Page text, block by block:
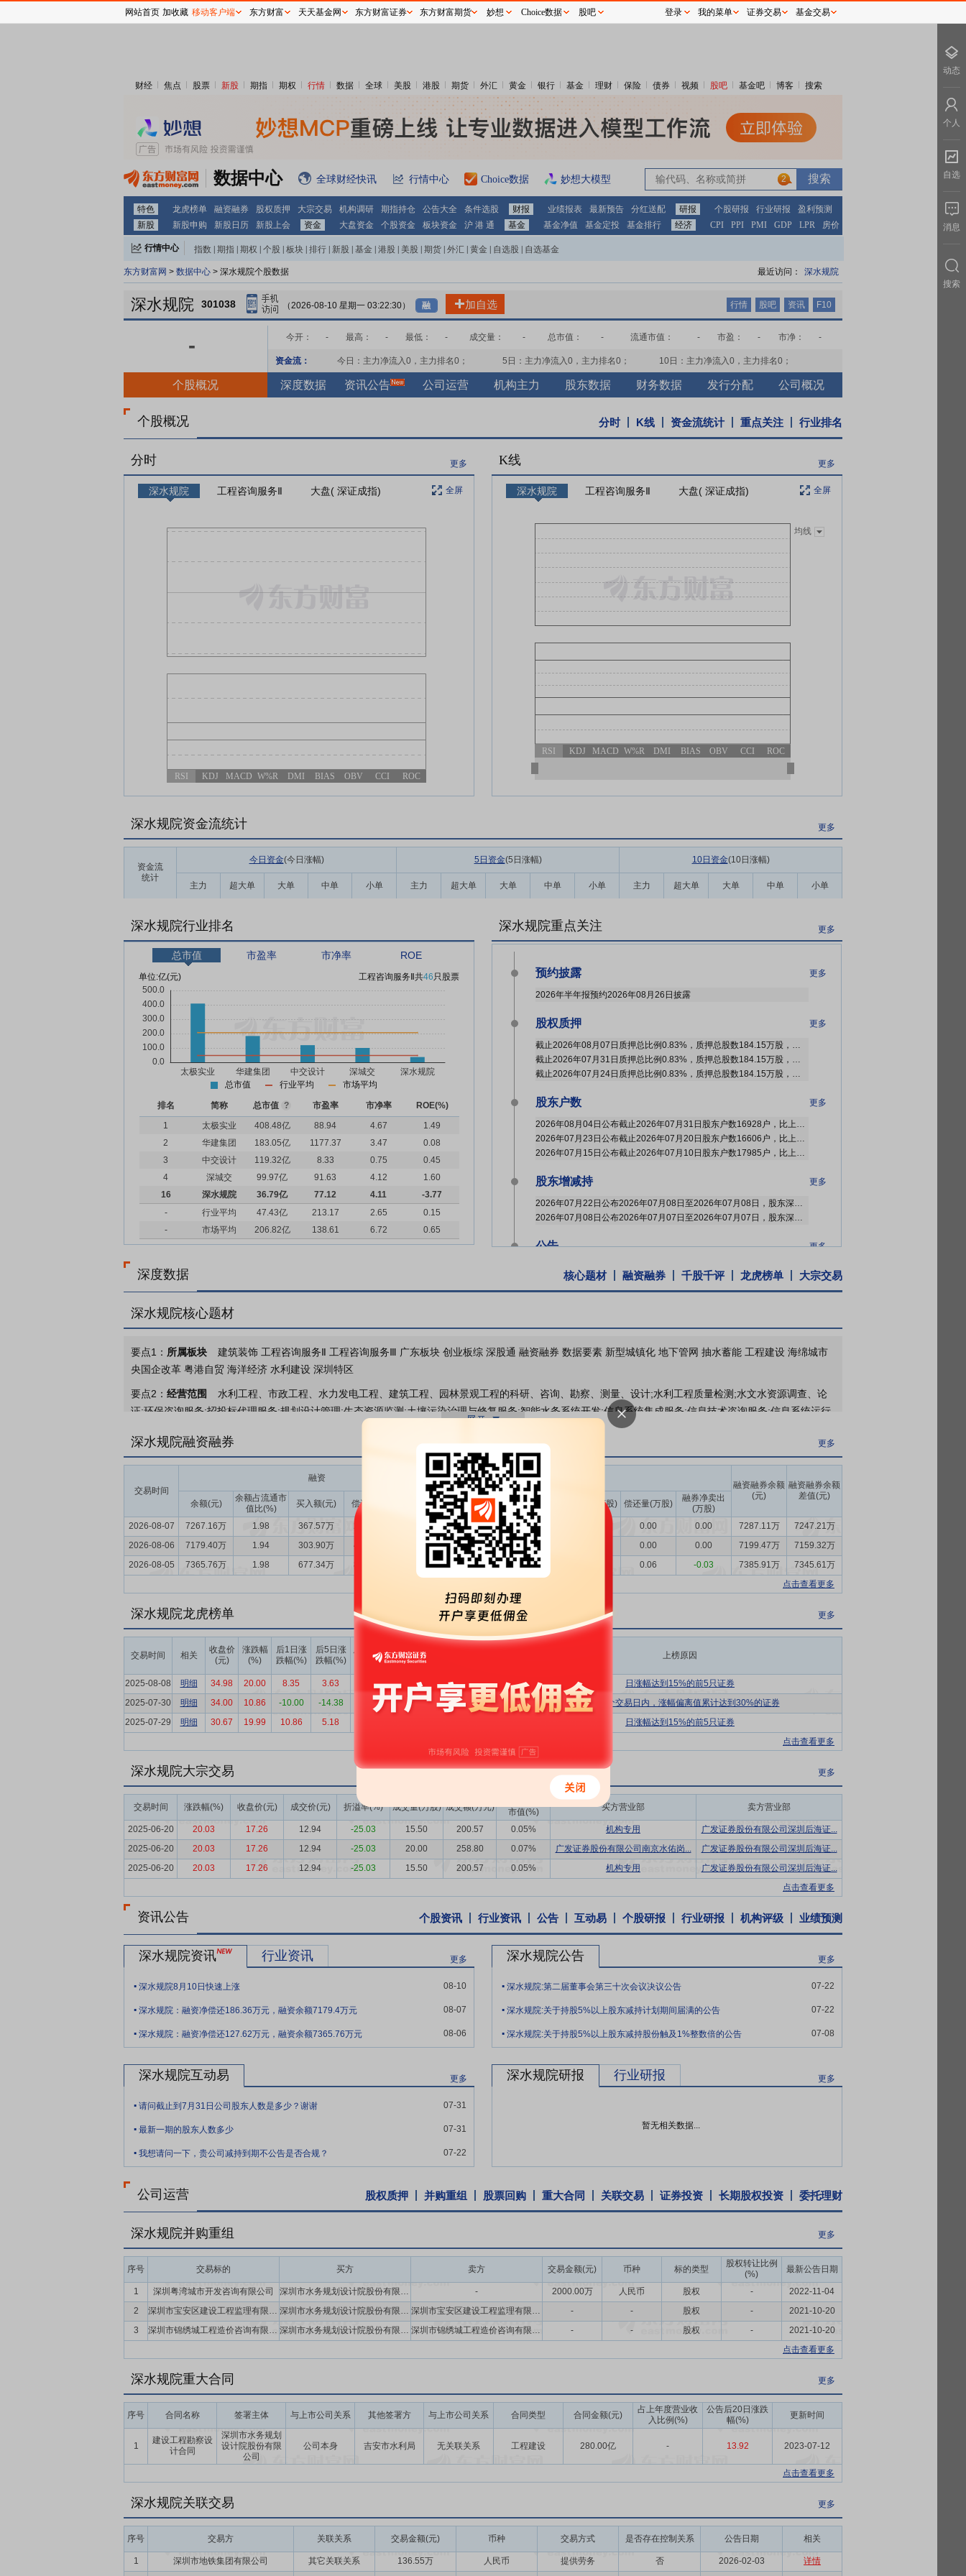
财经 焦点 股票 新股 期指 期权 行情 数据 全球 美股 港股 期货 外汇 黄金 银行 基金 理财 保险 债券 视频 股吧 基金吧 博客 搜索
数据中心 全球财经快讯 行情中心 Choice数据 妙想大模型 2
2
特色 龙虎榜单 融资融券 股权质押 大宗交易 机构调研 期指持仓 公告大全 条件选股 财报 业绩报表 最新预告 分红送配 研报 个股研报 行业研报
盈利预测
新股
新股申购 新股日历 新股上会 资金 大盘资金 个股资金 板块资金 沪 港 通 基金 基金净值 基金定投 基金排行 经济 CPI PPI PMI GDP LPR 房价
行情中心 指数 期指 期权 个股 板块 排行 新股 基金 港股 美股 期货 外汇 黄金 自选股 自选基金
东方财富网 > 数据中心 > 深水规院个股数据 最近访问： 深水规院
深水规院 301038 （2026-08-10 星期一 03:22:30） 融 加自选 行情 股吧 资讯 F10
- 今开： - 最高： - 最低： - 成交量： - 总市值： - 流通市值： - 市盈： - 市净： -
资金流： 今日：主力净流入0 ，主力排名0 ； 5日：主力净流入0 ，主力排名0 ； 10日：主力净流入0 ，主力排名0 ；
个股概况 深度数据 资讯公告 公司运营 机构主力 股东数据 财务数据 发行分配 公司概况
个股概况 分时 K线 资金流统计 重点关注 行业排名
分时 更多
深水规院 工程咨询服务Ⅱ 大盘( 深证成指) 全屏
RSI KDJ MACD W%R DMI BIAS OBV CCI ROC
K线 更多
深水规院 工程咨询服务Ⅱ 大盘( 深证成指) 全屏
均线
RSI KDJ MACD W%R DMI BIAS OBV CCI ROC
深水规院资金流统计 更多
资金流
统计
今日资金(今日涨幅) 5日资金(5日涨幅) 10日资金(10日涨幅)
主力 超大单 大单 中单 小单 主力 超大单 大单 中单 小单 主力 超大单 大单 中单 小单
深水规院行业排名
总市值 市盈率 市净率 ROE
单位:亿(元) 工程咨询服务Ⅱ 共46只股票
总市值 行业平均 市场平均
排名 简称 总市值 ? 市盈率 市净率
ROE(%)
1
太极实业 408.48亿 88.94 4.67
1.49
2
华建集团 183.05亿 1177.37 3.47
0.08
3
中交设计 119.32亿 8.33 0.75
0.45
4
深城交 99.97亿 91.63 4.12
1.60
16
深水规院 36.79亿 77.12 4.11
-3.77
-
行业平均 47.43亿 213.17 2.65
0.15
-
市场平均 206.82亿 138.61 6.72 0.65
深水规院重点关注 更多
预约披露 更多
2026年半年报预约2026年08月26日披露
股权质押 更多
截止2026年08月07日质押总比例0.83%，质押总股数184.15万股，质押总笔数1笔
截止2026年07月31日质押总比例0.83%，质押总股数184.15万股，质押总笔数1笔
截止2026年07月24日质押总比例0.83%，质押总股数184.15万股，质押总笔数1笔
股东户数 更多
2026年08月04日公布截止2026年07月31日股东户数16928户，比上期增加322户
2026年07月23日公布截止2026年07月20日股东户数16606户，比上期减少1379户
2026年07月15日公布截止2026年07月10日股东户数17985户，比上期增加1811户
股东增减持 更多
2026年07月22日公布2026年07月08日至2026年07月08日，股东深圳水规院投资股份有限公司减持1笔，减持166.65万股
2026年07月08日公布2026年07月07日至2026年07月07日，股东深圳水规院投资股份有限公司减持1笔，减持56.43万股
公告 更多
2026年07月22日发布 《深水规院:第二届董事会第三十次会议决议公告》
等2条公告
2026年07月08日发布
《深水规院:关于持股5%以上股东减持股份触及1%整数倍的公告》
机构调研 更多
2026年06月30日披露公司于2026年06月30日接待1家机构调研
深度数据 核心题材 融资融券 千股千评 龙虎榜单 大宗交易
深水规院核心题材
要点1： 所属板块
建筑装饰 工程咨询服务Ⅱ 工程咨询服务Ⅲ 广东板块 创业板综 深股通 融资融券 数据要素 新型城镇化 地下管网 抽水蓄能 工程建设 海绵城市
央国企改革 粤港自贸 海洋经济 水利建设 深圳特区
要点2： 经营范围
水利工程、市政工程、水力发电工程、建筑工程、园林景观工程的科研、咨询、勘察、测量、设计;水利工程质量检测;水文水资源调查、论
证;环保咨询服务;招投标代理服务;规划设计管理;生态资源监测;土壤污染治理与修复服务;智能水务系统开发;信息系统集成服务;信息技术咨询服务;信息系统运行
维护服务;信息安全设备销售;环境保护专用设备销售;机械电气设备销售;劳务服务(不含劳务派遣);非居住房地产租赁。污染治理设施运行服务;地质灾害治理工程
勘查、设计;地质灾害危险性评估;建设工程总承包及项目管理和相关的技术与管理服务。工程造价咨询业务;国土空间规划编制。水利工程建设监理;建设工程监
理;环境保护监测。
要点3：勘测设计
勘测设计业务是公司业务的核心部分，作为规划方案与具体工程施工建设的中间环节，具有承前启后的重要作用。公司勘测设计业务主要是
为客户提供涉水工程项目的建设条件信息、设计方案，帮助客户实现水务工程项目投资和建设目标，具体可分为勘测业务和设计业务。
要点4：规划咨询
规划咨询业务是公司为业主提供决策依据的服务，如确定项目的投资、规模、功能和实施方式等。公司规划咨询业务主要为客户提供涉水专
业规划和技术咨询，以支持管理和工程项目决策，具体可分为规划业务和咨询业务。公司规划业务主要包括：水务发展规划、水利专项规划（流域、水系、水资
源、雨洪利用、水环境）。公司咨询业务主要包括：项目建议书、可行性研究、专业评估、科学技术研究，例如：水利水电工程及市政给排水工程项目建议书、
预可行性研究报告、可行性研究报告编制等，防洪影响评价、水资源论证、用水节水评估，水资源及供水调度研究等。
要点5： 项目运管
项目运管业务是公司基于水利建设领域一体化咨询的技术优势，为客户提供项目管理及运行维护等服务。项目运管业务主要包括水环境治理
设计运营一体化业务、项目管理类业务、河道管养类业务、监测类业务四类。
水利行业是关乎国计民生的战略性、基础性、先导性行业，其发展质量直接关系到防洪、供水、粮食、经济、生态和国家安全。当前，行业
正处在“十四五”圆满收官与“十五五”全面开局的历史交汇点，整体呈现“投资高位运行、基建体系成型、数字孪生深化、治理转向精细”的阶段性特征，迈入以现
代化为导向的高质量发展新阶段。
要点7：全过程服务优势
公司是国内较早开展水利水务一体化设计综合服务的企业，是广东省首批全过程咨询试点企业。公司拥有较为全面的业务资质以及相
应的人员配置，具备承担领域内的咨询、规划、勘察、测绘、设计、监测、项目管理、设施运营等工程建设全过程的综合服务能力，能够为不同业主提供从论证
要点8：技术优势
公司为国家高新技术企业，下属水务科技子公司为国家高新技术企业、深圳市“专精特新”中小企业，多年来坚持走科技创新之路，长期注重
研发投入，着力提高企业的自主创新能力。公司目前有2个广东省级工程技术研究中心、1个深圳市副省级企业技术中心、1个深圳市副省级重点企业研究院及1
个博士后创新实践基地。近八年来，公司承担国家自然基金项目1项、深圳市（副省）技术攻关和基础研究7项、其他科研项目80余项。公司在水利水务工程勘
察测量设计、水污染防治和长距离引调水关键技术等方面具有成套技术和丰富经验，负责或参与勘测设计的东深供水改造、深圳东部水源工程等引调水工程是除
南水北调工程外全国线路距离最长、技术难度最高、创新最多的引水工程之一，完成的沙井排涝泵站为当时亚洲最大的同类泵站，完成的福田河综合整治工程是
国内城市河流治理的典范。
以勘测设计为主的工程咨询行业属于技术、智力密集型行业，人才是企业最宝贵的资源。公司高度注重人才培养，拥有一大批兼具水
利、市政、生态、景观专业技能的复合型人才。目前人才年龄和专业结构合理，截至2025年12月末，公司拥有硕士及以上学历人员308人、享受深圳市政府特
殊津贴专家1人、深圳市地方级领军人才3人、深圳市海外高层次人才3人、罗湖区菁英人才2人、龙华区高层次人才5人，依托博士后创新实践基地等研发团队的
科研支撑，公司的优秀设计作品与高效技术服务得以保证。
要点10：体制机制优势
公司2008年正式转制为企业，在水利行业属于市场化运作较早的设计企业；公司控股股东是深投控，具有较强的股东背景；2017年公
司完成混合所有制改制，相对于国有独资企业具有更加灵活的体制优势；通过混改引进的战略投资者包括深高速、水务集团和铁汉生态，在水利和市政水务领域
与公司有较大的协同效益；混改同时引入员工持股，既稳定了人员队伍，又进一步激发了关键岗位员工的业务积极性。公司率先在行业内完成混改后，立即启动
要点11：市场区位优势
公司地处我国改革开放的前沿城市深圳，粤港澳大湾区、珠江-西江经济带等国家级区域经济战略的实施，为公司本地化业务的发展提
供了广阔的空间，为公司业务的持续快速健康发展奠定了坚实的基础。同时，公司自2007年开始实施“走出去”战略，稳健推进省外市场的开拓，截至目前已在华
中、华南、西南、华东等重点区域部署了分支机构，初步建立了重点突出、有序发展的经营网络，为公司业务提供新的增长机会。
要点12：自愿锁定股份
自公司股票上市之日起三十六个月内,不转让或者委托他人管理本次发行前本人直接及间接持有的公司股份,也不由公司回购本人直接及
要点14：稳定股价措施
公司首次公开发行股票并上市后三年内,如公司股票收盘价格连续20个交易日低于最近一期经审计的每股净资产,公司将通过控股股东增
持股份、公司全体董事(独立董事除外)和高级管理人员增持公司股票以及公司回购股份等措施来稳定股价。
深水规院融资融券 更多
交易时间
融资
融资融券余额
(元)
融资融券余额
差值(元)
余额(元)
余额占流通市
值比(%)
买入额(元) 偿还额(元) 净买入(元) 余额(元) 余量(万股) 卖出量(万股) 偿还量(万股)
融券净卖出
(万股)
2026-08-07
7267.16万 1.98 367.57万 279.81万 87.76万 19.95万 1.21 0.00 0.00 7287.11万
7247.21万
2026-08-06
7179.40万 1.94 303.90万 490.26万 -186.36万 20.07万 1.21 0.00 0.00 7199.47万
7159.32万
2026-08-05
7365.76万 1.98 677.34万 804.96万 -127.62万 20.15万 1.21 0.06 -0.03 7385.91万
7345.61万
点击查看更多
深水规院龙虎榜单 更多
交易时间 相关
收盘价
(元)
涨跌幅
(%)
后1日涨
跌幅(%)
后5日涨
跌幅(%)
后10日涨
跌幅(%)
上榜营业
部买入合
计(万)
上榜营业
上榜营业
上榜原因
2025-08-08 明细 34.98 20.00 8.35 3.63 -2.52 11343.89 3135.34 8208.55
日涨幅达到15%的前5只证券
2025-07-30
明细 34.00 10.86 -10.00 -14.38 7.03 7106.82 7831.21 -724.39
连续三个交易日内，涨幅偏离值累计达到30%的证券
2025-07-29
明细 30.67 19.99 10.86 5.18
日涨幅达到15%的前5只证券
点击查看更多
深水规院大宗交易 更多
交易时间 涨跌幅(%) 收盘价(元) 成交价(元) 折溢率(%) 成交量(万股) 成交额(万元)
市值(%)
买方营业部 卖方营业部
2025-06-20 20.03 17.26 12.94 -25.03 15.50 200.57 0.05% 机构专用
广发证券股份有限公司深圳后海证...
2025-06-20
20.03 17.26 12.94 -25.03 20.00 258.80 0.07% 广发证券股份有限公司南京水佑岗...
广发证券股份有限公司深圳后海证...
2025-06-20
20.03 17.26 12.94 -25.03 15.50 200.57 0.05% 机构专用
广发证券股份有限公司深圳后海证...
点击查看更多
资讯公告 个股资讯 行业资讯 公告 互动易 个股研报 行业研报 机构评级 业绩预测
深水规院资讯 行业资讯 更多
. 深水规院8月10日快速上涨 08-10
. 深水规院：融资净偿还186.36万元，融资余额7179.4万元 08-07
. 深水规院：融资净偿还127.62万元，融资余额7365.76万元 08-06
深水规院公告 更多
. 深水规院:第二届董事会第三十次会议决议公告 07-22
. 深水规院:关于持股5%以上股东减持计划期间届满的公告 07-22
. 深水规院:关于持股5%以上股东减持股份触及1%整数倍的公告 07-08
深水规院互动易 更多
. 请问截止到7月31日公司股东人数是多少？谢谢 07-31
. 最新一期的股东人数多少 07-31
. 我想请问一下，贵公司减持到期不公告是否合规？ 07-22
深水规院研报 行业研报 更多
暂无相关数据...
公司运营 股权质押 并购重组 股票回购 重大合同 关联交易 证券投资 长期股权投资 委托理财
深水规院并购重组 更多
序号 交易标的 买方 卖方 交易金额(元) 币种 标的类型
股权转让比例
(%)
最新公告日期
1 深圳粤湾城市开发咨询有限公司 深圳市水务规划设计院股份有限公司,浙江江南工程管理股份有限公司,深圳市邦迪工程顾问有限公司 - 2000.00万 人民币 股权 -
2022-11-04
2
深圳市宝安区建设工程监理有限公司 深圳市水务规划设计院股份有限公司 深圳市宝安区建设工程监理有限公司 - - 股权 -
2021-10-20
3
深圳市锦绣城工程造价咨询有限公司 深圳市水务规划设计院股份有限公司 深圳市锦绣城工程造价咨询有限公司 - - 股权 -
2021-10-20
点击查看更多
深水规院重大合同 更多
序号 合同名称 签署主体 与上市公司关系 其他签署方 与上市公司关系 合同类型 合同金额(元)
占上年度营业收
入比例(%)
公告后20日涨跌
幅(%)
更新时间
1
建设工程勘察设
计合同
深圳市水务规划
设计院股份有限
公司
公司本身 吉安市水利局 无关联关系 工程建设 280.00亿 - 13.92 2023-07-12
点击查看更多
深水规院关联交易 更多
序号 交易方 关联关系 交易金额(元) 币种 交易方式 是否存在控制关系 公告日期 相关
1 深圳市地铁集团有限公司 其它关联关系 136.55万 人民币 提供劳务 否 2026-02-03
详情
网站首页 加收藏 移动客户端 东方财富 天天基金网 东方财富证券 东方财富期货 妙想 Choice数据 股吧 登录 我的菜单 证券交易 基金交易
动态
个人
自选
消息
搜索